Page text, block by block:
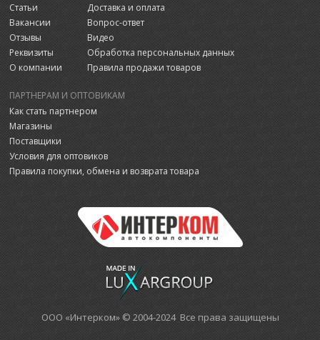
Статьи
Вакансии
Отзывы
Реквизиты
О компании
Доставка и оплата
Вопрос-ответ
Видео
Обработка персональных данных
Правила продажи товаров
ПАРТНЕРАМ И ОПТОВИКАМ
Как стать партнером
Магазины
Поставщики
Условия для оптовиков
Правила покупки, обмена и возврата товара
ООО «Интерком» © 2004-2024 Все права защищены